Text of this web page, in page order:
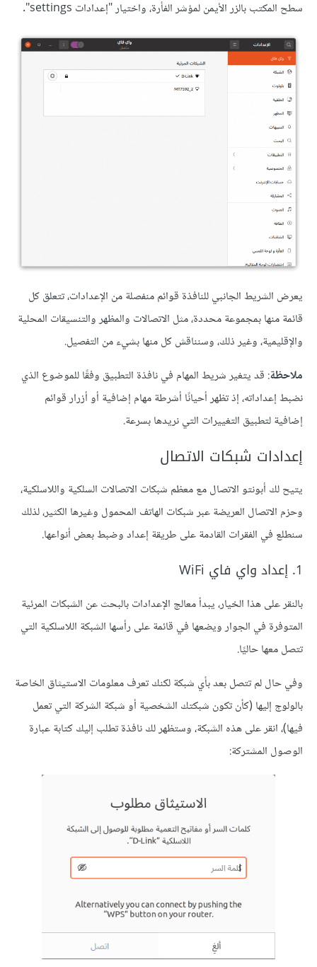
سطح المكتب بالزر اﻷيمن لمؤشر الفأرة، واختيار "إعدادات settings".
يعرض الشريط الجانبي للنافذة قوائم منفصلة من اﻹعدادات، تتعلق كل
قائمة منها بمجموعة محددة، مثل الاتصالات والمظهر والتنسيقات المحلية
واﻹقليمية، وغير ذلك، وسنناقش كل منها بشيء من التفصيل.
ملاحظة: قد يتغير شريط المهام في نافذة التطبيق وفقًا للموضوع الذي
نضبط إعداداته، إذ تظهر أحيانًا أشرطة مهام إضافية أو أزرار قوائم
إضافية لتطبيق التغييرات التي نريدها بسرعة.
إعدادات شبكات الاتصال
يتيح لك أبونتو الاتصال مع معظم شبكات الاتصالات السلكية واللاسلكية،
وحزم الاتصال العريضة عبر شبكات الهاتف المحمول وغيرها الكثير، لذلك
سنطلع في الفقرات القادمة على طريقة إعداد وضبط بعض أنواعها.
1. إعداد واي فاي WiFi
بالنقر على هذا الخيار، يبدأ معالج اﻹعدادات بالبحث عن الشبكات المرئية
المتوفرة في الجوار ويضعها في قائمة على رأسها الشبكة اللاسلكية التي
تتصل معها حاليًا.
وفي حال لم تتصل بعد بأي شبكة لكنك تعرف معلومات الاستيثاق الخاصة
بالولوج إليها (كأن تكون شبكتك الشخصية أو شبكة الشركة التي تعمل
فيها)، انقر على هذه الشبكة، وستظهر لك نافذة تطلب إليك كتابة عبارة
الوصول المشتركة: